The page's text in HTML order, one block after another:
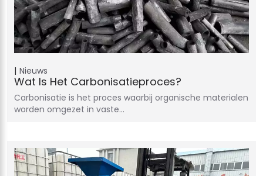
Nieuws
Wat Is Het Carbonisatieproces?
Carbonisatie is het proces waarbij organische materialen
worden omgezet in vaste…